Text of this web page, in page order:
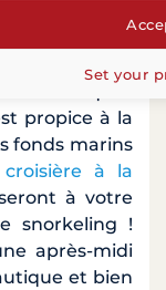
Lido, mais
et celle de
de vous
nautiques
propice à la
fonds marins
croisière à la
à votre
snorkeling !
après-midi
et bien
Set your